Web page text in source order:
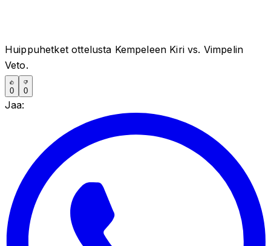
Huippuhetket ottelusta Kempeleen Kiri vs. Vimpelin
Veto.
0 0
Jaa: